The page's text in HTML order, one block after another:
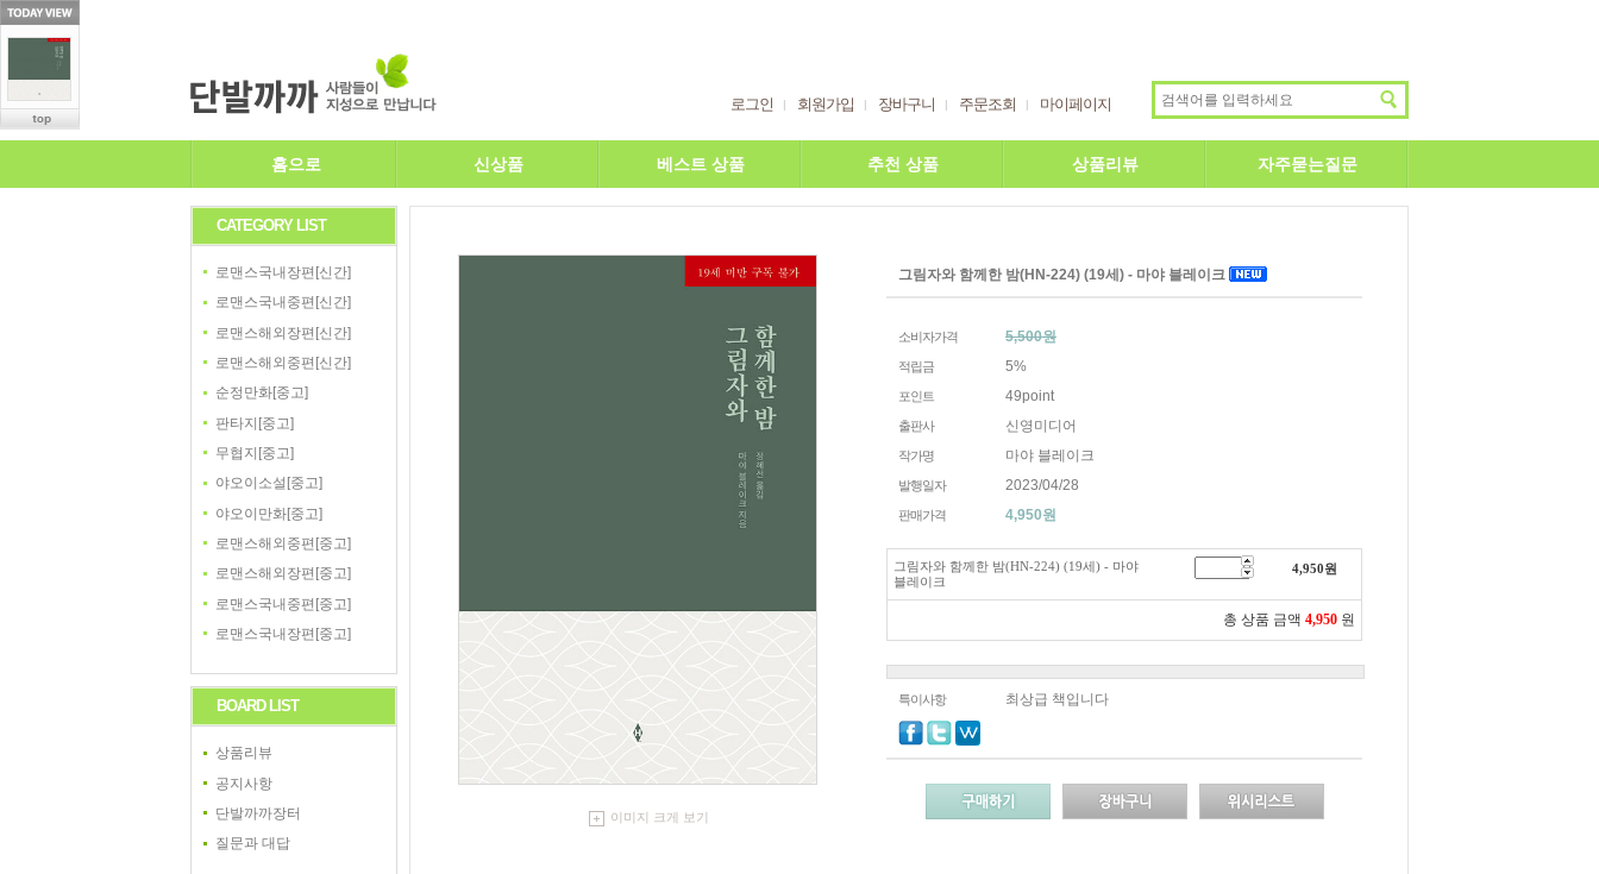
로그인 회원가입 장바구니 주문조회 마이페이지
홈으로 신상품 베스트 상품 추천 상품 상품리뷰 자주묻는질문
CATEGORY LIST
로맨스국내장편[신간]
로맨스국내중편[신간]
로맨스해외장편[신간]
로맨스해외중편[신간]
순정만화[중고]
판타지[중고]
무협지[중고]
야오이소설[중고]
야오이만화[중고]
로맨스해외중편[중고]
로맨스해외장편[중고]
로맨스국내중편[중고]
로맨스국내장편[중고]
BOARD LIST
상품리뷰
공지사항
단발까까장터
질문과 대답
이미지 크게 보기
그림자와 함께한 밤(HN-224) (19세) - 마야 블레이크
소비자가격 5,500원
적립금 5%
포인트 49point
출판사 신영미디어
작가명 마야 블레이크
발행일자 2023/04/28
판매가격 4,950원
그림자와 함께한 밤(HN-224) (19세) - 마야
블레이크
4,950원
총 상품 금액 4,950 원
특이사항 최상급 책입니다